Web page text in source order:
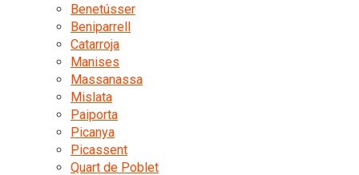
Benetússer
Beniparrell
Catarroja
Manises
Massanassa
Mislata
Paiporta
Picanya
Picassent
Quart de Poblet